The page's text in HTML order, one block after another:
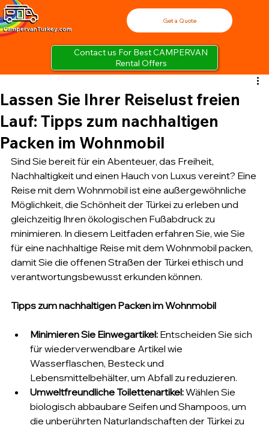
Contact us For Best CAMPERVAN
Rental Offers
Get a Quote
Lassen Sie Ihrer Reiselust freien
Lauf: Tipps zum nachhaltigen
Packen im Wohnmobil
Sind Sie bereit für ein Abenteuer, das Freiheit,
Nachhaltigkeit und einen Hauch von Luxus vereint? Eine
Reise mit dem Wohnmobil ist eine außergewöhnliche
Möglichkeit, die Schönheit der Türkei zu erleben und
gleichzeitig Ihren ökologischen Fußabdruck zu
minimieren. In diesem Leitfaden erfahren Sie, wie Sie
für eine nachhaltige Reise mit dem Wohnmobil packen,
damit Sie die offenen Straßen der Türkei ethisch und
verantwortungsbewusst erkunden können.
Tipps zum nachhaltigen Packen im Wohnmobil
Minimieren Sie Einwegartikel: Entscheiden Sie sich
für wiederverwendbare Artikel wie
Wasserflaschen, Besteck und
Lebensmittelbehälter, um Abfall zu reduzieren.
Umweltfreundliche Toilettenartikel: Wählen Sie
biologisch abbaubare Seifen und Shampoos, um
die unberührten Naturlandschaften der Türkei zu